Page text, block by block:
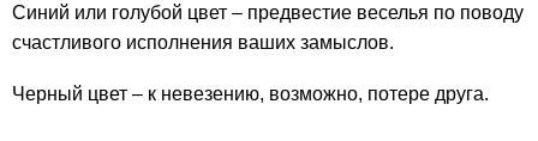
Синий или голубой цвет – предвестие веселья по поводу
счастливого исполнения ваших замыслов.
Черный цвет – к невезению, возможно, потере друга.